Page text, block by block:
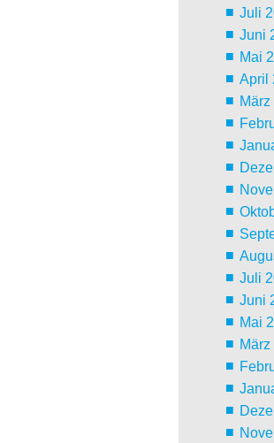
Juli
Juni
Mai
April
Juli
Juni
Mai